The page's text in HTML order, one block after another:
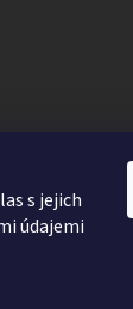
s jejich
údajemi